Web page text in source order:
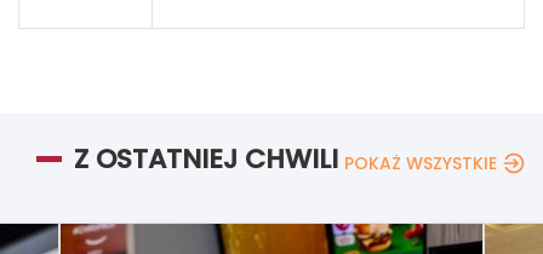
Z OSTATNIEJ CHWILI POKAŻ WSZYSTKIE